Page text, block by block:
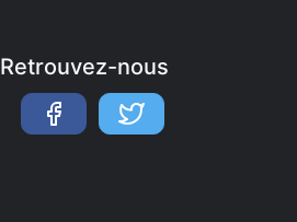
Retrouvez-nous